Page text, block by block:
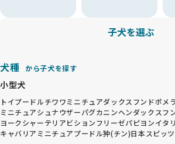
子犬を選ぶ
犬種 から子犬を探す
小型犬
トイプードルチワワミニチュアダックスフンドポメ
ミニチュアシュナウザーパグカニンヘンダックスフ
ヨークシャーテリアビションフリーゼパピヨンイタ
キャバリア ミニチュアプードル狆(チン)日本スピッツ